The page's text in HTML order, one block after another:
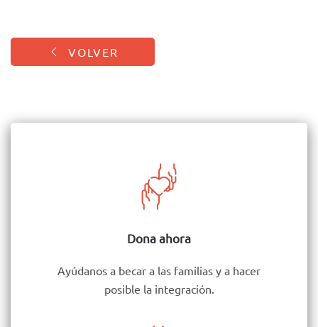
VOLVER
Dona ahora
Ayúdanos a becar a las familias y a hacer
posible la integración.